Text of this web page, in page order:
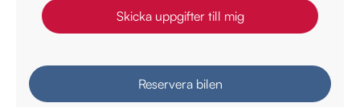
Skicka uppgifter till mig
Reservera bilen